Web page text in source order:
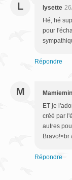
L lysette
Hé, hé
pour
Répondre
M
ET je
créé par
autres
Bravo!<br
Répondre